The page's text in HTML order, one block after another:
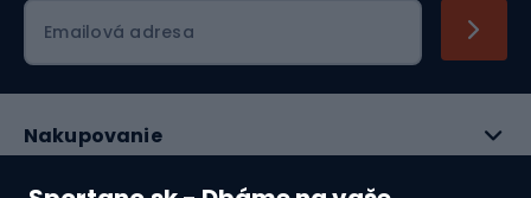
Emailová adresa
Nakupovanie